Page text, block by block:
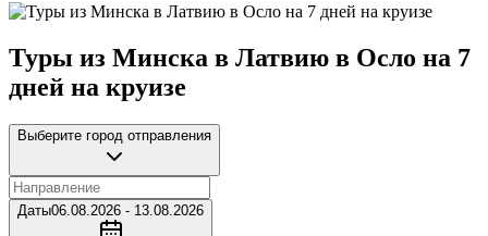
Туры из Минска в Латвию в Осло на 7
дней на круизе
Выберите город отправления
Даты06.08.2026 - 13.08.2026